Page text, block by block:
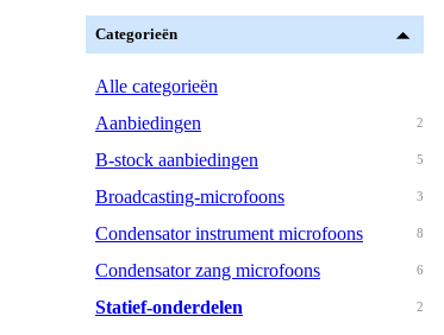
Categorieën
Alle categorieën
2
Aanbiedingen
5
B-stock aanbiedingen
3
Broadcasting-microfoons
8
Condensator instrument microfoons
6
Condensator zang microfoons
2
Statief-onderdelen